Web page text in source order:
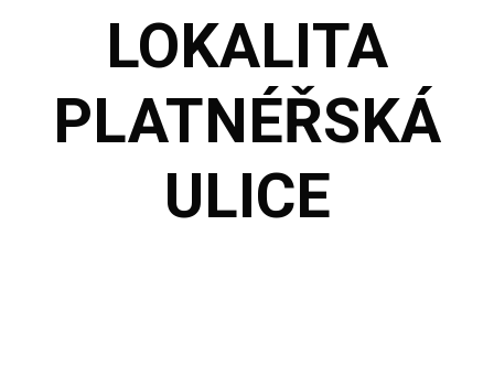
LOKALITA
PLATNÉŘSKÁ
ULICE